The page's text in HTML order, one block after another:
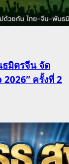
ธมิตรจีน จัด
ครั้งที่ 2